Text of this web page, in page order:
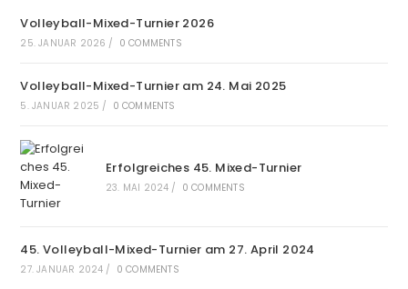
Volleyball-Mixed-Turnier 2026
25. JANUAR 2026 / 0 COMMENTS
Volleyball-Mixed-Turnier am 24. Mai 2025
5. JANUAR 2025 / 0 COMMENTS
Erfolgreiches 45. Mixed-Turnier
23. MAI 2024 / 0 COMMENTS
45. Volleyball-Mixed-Turnier am 27. April 2024
27. JANUAR 2024 / 0 COMMENTS